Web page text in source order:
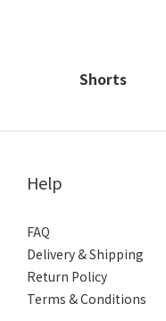
Shorts
Help
FAQ
Delivery & Shipping
Return Policy
Terms & Conditions